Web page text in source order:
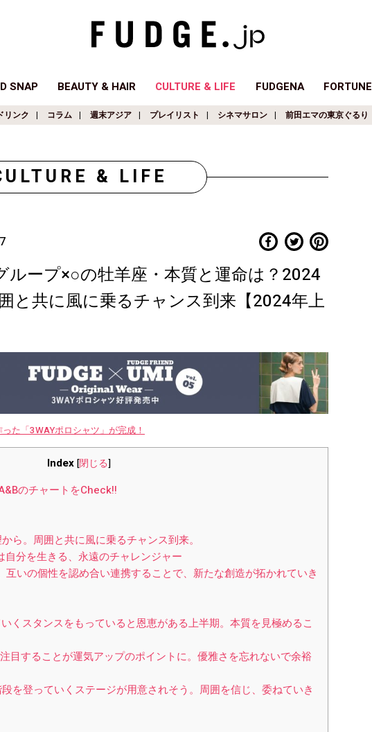
SNAP BEAUTY & HAIR CULTURE & LIFE FUDGENA FORTUNE
リンク コラム 週末アジア プレイリスト シネマサロン 前田エマの東京ぐるり
& LIFE
ループ×○の牡羊座・本質と運命は？2024
と共に風に乗るチャンス到来【2024年上
った「3WAYポロシャツ」が完成！
Index [閉じる]
のチャートをCheck!!
ら。周囲と共に風に乗るチャンス到来。
分を生きる、永遠のチャレンジャー
互いの個性を認め合い連携することで、新たな創造が拓かれていき
くスタンスをもっていると恩恵がある上半期。本質を見極めるこ
目することが運気アップのポイントに。優雅さを忘れないで余裕
を登っていくステージが用意されそう。周囲を信じ、委ねていき